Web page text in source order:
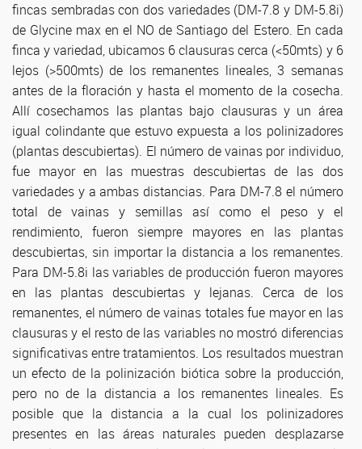
fincas sembradas con dos variedades (DM-7.8 y DM-5.8i)
de Glycine max en el NO de Santiago del Estero. En cada
finca y variedad, ubicamos 6 clausuras cerca (<50mts) y 6
lejos (>500mts) de los remanentes lineales, 3 semanas
antes de la floración y hasta el momento de la cosecha.
Allí cosechamos las plantas bajo clausuras y un área
igual colindante que estuvo expuesta a los polinizadores
(plantas descubiertas). El número de vainas por individuo,
fue mayor en las muestras descubiertas de las dos
variedades y a ambas distancias. Para DM-7.8 el número
total de vainas y semillas así como el peso y el
rendimiento, fueron siempre mayores en las plantas
descubiertas, sin importar la distancia a los remanentes.
Para DM-5.8i las variables de producción fueron mayores
en las plantas descubiertas y lejanas. Cerca de los
remanentes, el número de vainas totales fue mayor en las
clausuras y el resto de las variables no mostró diferencias
significativas entre tratamientos. Los resultados muestran
un efecto de la polinización biótica sobre la producción,
pero no de la distancia a los remanentes lineales. Es
posible que la distancia a la cual los polinizadores
presentes en las áreas naturales pueden desplazarse